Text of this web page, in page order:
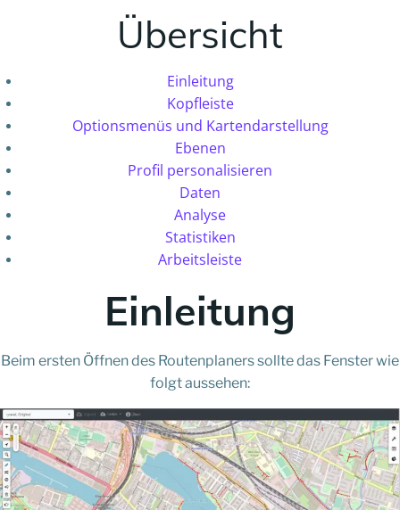
Übersicht
Einleitung
Kopfleiste
Optionsmenüs und Kartendarstellung
Ebenen
Profil personalisieren
Daten
Analyse
Statistiken
Arbeitsleiste
Einleitung
Beim ersten Öffnen des Routenplaners sollte das Fenster wie
folgt aussehen: